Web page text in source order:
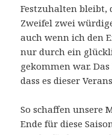
Festzuhalten bleibt,
Zweifel zwei
auch wenn ich den
nur durch ein
gekommen war.
dass es dieser
So schaffen unsere
Ende für diese